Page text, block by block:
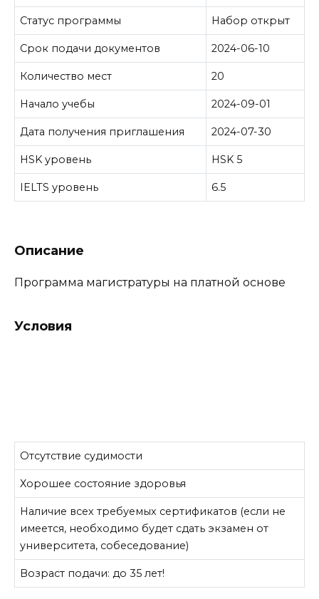
Статус программы Набор открыт
Срок подачи документов 2024-06-10
Количество мест 20
Начало учебы 2024-09-01
Дата получения приглашения 2024-07-30
HSK уровень HSK 5
IELTS уровень 6.5
Описание
Программа магистратуры на платной основе
Условия
Отсутствие судимости
Хорошее состояние здоровья
Наличие всех требуемых сертификатов (если не
имеется, необходимо будет сдать экзамен от
университета, собеседование)
Возраст подачи: до 35 лет!